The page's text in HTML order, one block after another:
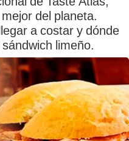
del planeta.
a costar y dónde
limeño.